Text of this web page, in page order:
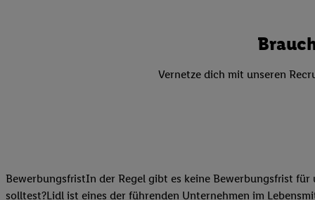
Vernetze dich mit unseren
BewerbungsfristIn der Regel gibt es keine Bewerbungsfrist
solltest?Lidl ist eines der führenden Unternehmen im
oder Zugriff auf
reduzierter Daten